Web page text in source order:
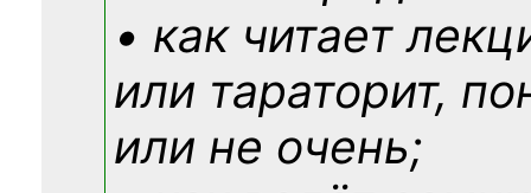
• как читает
или тараторит,
или не очень;